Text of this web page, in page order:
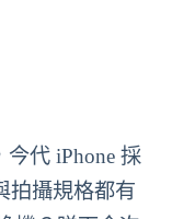
今代 iPhone 採
拍攝規格都有